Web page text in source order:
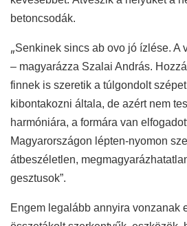
betoncsodák.
„Senkinek sincs ab ovo jó ízlése. A
– magyarázza Szalai András.
finnek is szeretik a túlgondolt
kibontakozni általa, de azért nem
harmóniára, a formára van
Magyarországon lépten-nyomon
átbeszéletlen,
gesztusok”.
Engem legalább annyira vonzanak